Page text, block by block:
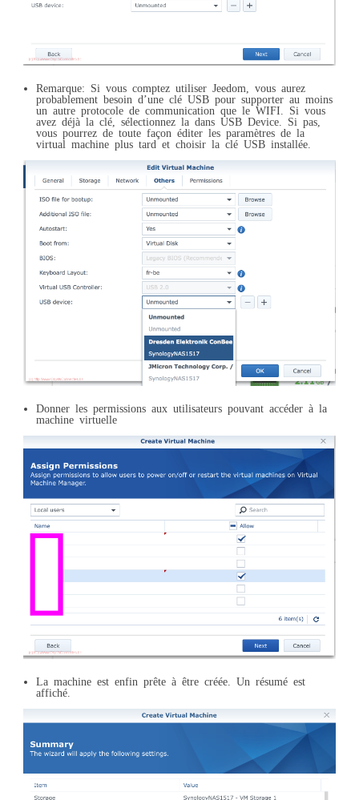
Remarque: Si vous comptez utiliser Jeedom, vous aurez
probablement besoin d’une clé USB pour supporter au moins
un autre protocole de communication que le WIFI. Si vous
avez déjà la clé, sélectionnez la dans USB Device. Si pas,
vous pourrez de toute façon éditer les paramètres de la
virtual machine plus tard et choisir la clé USB installée.
Donner les permissions aux utilisateurs pouvant accéder à la
machine virtuelle
La machine est enfin prête à être créée. Un résumé est
affiché.